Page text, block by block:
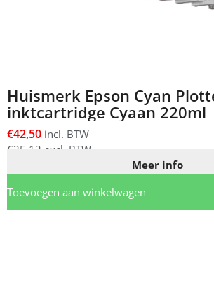
Huismerk Epson Cyan
inktcartridge Cyaan 220ml
€42,50 incl. BTW
€35,12 excl. BTW
Meer info
Toevoegen aan winkelwagen